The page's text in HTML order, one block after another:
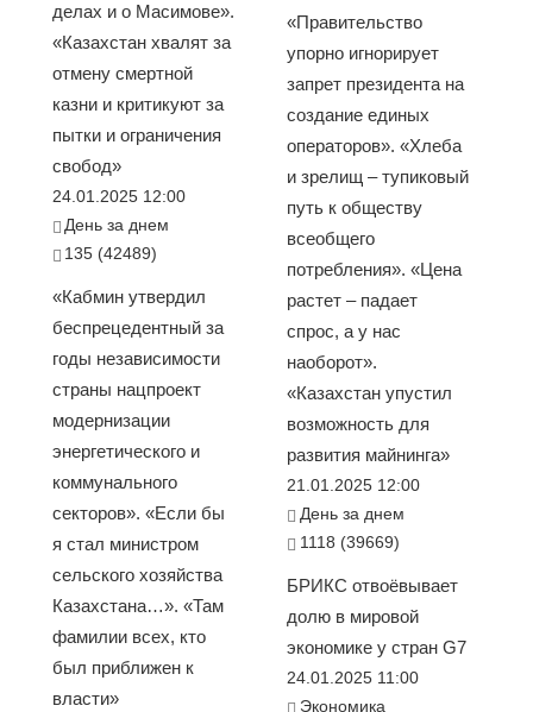
делах и о Масимове».
«Казахстан хвалят за
отмену смертной
казни и критикуют за
пытки и ограничения
свобод»
24.01.2025 12:00
День за днем
135 (42489)
«Кабмин утвердил
беспрецедентный за
годы независимости
страны нацпроект
модернизации
энергетического и
коммунального
секторов». «Если бы
я стал министром
сельского хозяйства
Казахстана…». «Там
фамилии всех, кто
был приближен к
власти»
«Правительство
упорно игнорирует
запрет президента на
создание единых
операторов». «Хлеба
и зрелищ – тупиковый
путь к обществу
всеобщего
потребления». «Цена
растет – падает
спрос, а у нас
наоборот».
«Казахстан упустил
возможность для
развития майнинга»
21.01.2025 12:00
День за днем
1118 (39669)
БРИКС отвоёвывает
долю в мировой
экономике у стран G7
24.01.2025 11:00
Экономика